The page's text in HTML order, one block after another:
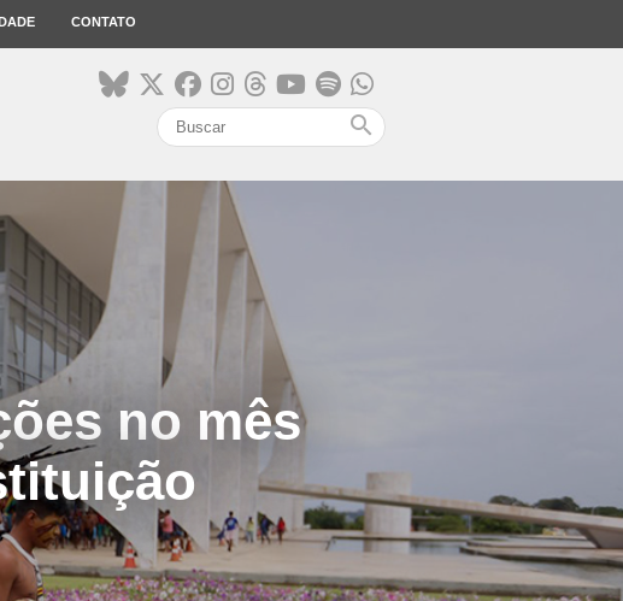
CONTATO
search
no mês